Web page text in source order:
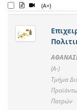
(A+)
(A-)
Τμήμα
Πατρών